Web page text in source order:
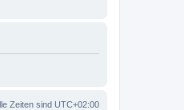
Zeiten sind UTC+02:00